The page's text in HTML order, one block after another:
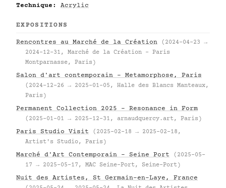
Technique:
Acrylic
EXPOSITIONS
Rencontres au Marché de la Création
(2024-04-23 →
2024-12-31, Marché de la Création – Paris
Montparnasse, Paris)
Salon d'art contemporain – Metamorphose, Paris
(2024-12-26 → 2025-01-05, Halle des Blancs Manteaux,
Paris)
Permanent Collection 2025 – Resonance in Form
(2025-01-01 → 2025-12-31, arnaudquercy.art, Paris)
Paris Studio Visit
(2025-02-18 → 2025-02-18,
Artist's Studio, Paris)
Marché d'Art Contemporain – Seine Port
(2025-05-
17 → 2025-05-17, MAC Seine-Port, Seine-Port)
Nuit des Artistes, St Germain-en-Laye, France